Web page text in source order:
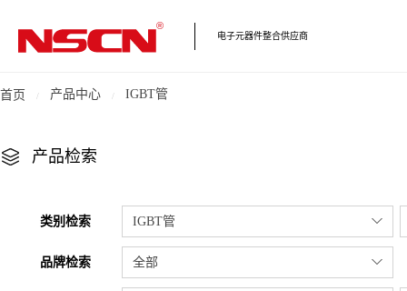
电子元器件整合供应商
首页 产品中心 IGBT管
产品检索
类别检索 IGBT管
品牌检索 全部